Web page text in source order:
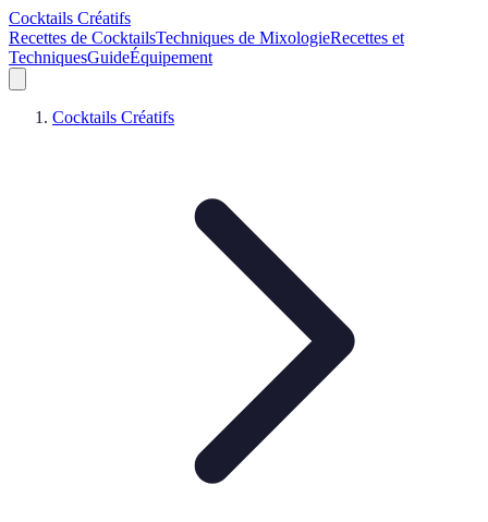
Cocktails Créatifs
Recettes de CocktailsTechniques de MixologieRecettes et
TechniquesGuideÉquipement
Cocktails Créatifs